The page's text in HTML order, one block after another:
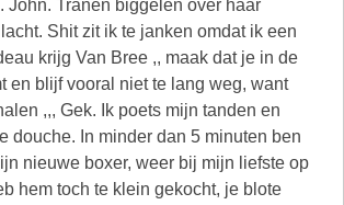
John. Tranen biggelen over haar
Shit zit ik te janken omdat ik een
krijg Van Bree ,, maak dat je in de
en blijf vooral niet te lang weg, want
,,, Gek. Ik poets mijn tanden en
douche. In minder dan 5 minuten ben
nieuwe boxer, weer bij mijn liefste op
hem toch te klein gekocht, je blote